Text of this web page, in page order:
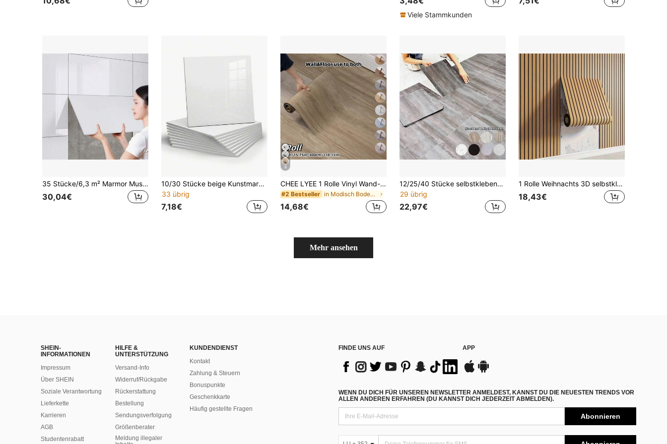
Viele Stammkunden
#4 Bestseller in Trendig Bodenaufkleber
35 Stücke/6,3 m² Marmor Muster selbstklebende Wandaufkleber, einfach anzubringen & zuzuschneiden, wasserfest & feuchtigkeitsbeständig, PVC Wanddekoration geeignet für Badezimmer, Küchenrückwand, Wohnzimmer, Schlafzimmer, Flur
30,04€
10/30 Stücke beige Kunstmarmor-Fliesen Wandaufkleber, wasserdicht & feuchtigkeitsbeständig, dekorative Hintergrundwand zur Renovierung, kaschiert Unvollkommenheiten, selbstklebende Aluminium-Kunststoff-Platten Wandaufkleber
33 übrig
7,18€
8
CHEE LYEE 1 Rolle Vinyl Wand- und Bodenaufkleber, 15,7" B x 118" L / 12,9 Quadratfuß, abziehbare und klebbare Wandfliesen, SXP Schaumstoffaufkleber, geeignet für jeden Raum, einfache DIY, Aufkleber, Wandaufkleber, Vinylaufkleber, Heimdekoration, Frühlingsdekoration
#2 Bestseller in Modisch Bodenaufkleber
14,68€
12/25/40 Stücke selbstklebende PVC-Bodenfliesen, Marmoreffekt selbstklebende Bodenaufkleber, Vinylfliesen Wandaufkleber, rutschfeste Bodenaufkleber, geeignet für Küche, Schlafzimmer, Badezimmer, Wohnzimmer und andere Innenräume Boden und Wand Schnellrenovierung
29 übrig
22,97€
1 Rolle Weihnachts 3D selbstklebende Tischdecke, verstärktes Holzmaserung Design, einfache Installation, Heimdekoration, DIY Tischdecke | Moderne Ästhetik | Realistische Holzmaserung, Tapeten Tischdecke Heimdekoration Neujahrsgeschenk
18,43€
Mehr ansehen
SHEIN-
INFORMATIONEN
Impressum
Über SHEIN
Soziale Verantwortung
Lieferkette
Karrieren
AGB
Studentenrabatt
HILFE &
UNTERSTÜTZUNG
Versand-Info
Widerruf/Rückgabe
Rückerstattung
Bestellung
Sendungsverfolgung
Größenberater
Meldung illegaler
KUNDENDIENST
Kontakt
Zahlung & Steuern
Bonuspunkte
Geschenkkarte
Häufig gestellte Fragen
FINDE UNS AUF APP
WENN DU DICH FÜR UNSEREN NEWSLETTER ANMELDEST, KANNST DU DIE NEUESTEN TRENDS VOR
ALLEN ANDEREN ERFAHREN (DU KANNST DICH JEDERZEIT ABMELDEN).
Abonnieren